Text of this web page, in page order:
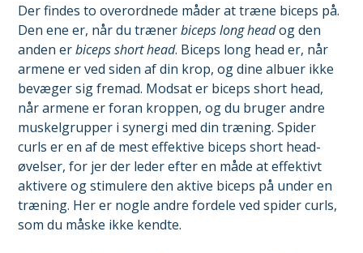
Der findes to overordnede måder at træne biceps på.
Den ene er, når du trænerbiceps long headog den
anden erbiceps short head. Biceps long head er, når
armene er ved siden af din krop, og dine albuer ikke
bevæger sig fremad. Modsat er biceps short head,
når armene er foran kroppen, og du bruger andre
muskelgrupper i synergi med din træning. Spider
curls er en af de mest effektive biceps short head-
øvelser, for jer der leder efter en måde at effektivt
aktivere og stimulere den aktive biceps på under en
træning. Her er nogle andre fordele ved spider curls,
som du måske ikke kendte.